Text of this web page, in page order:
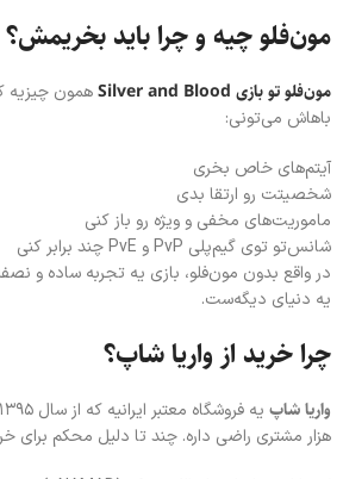
مون‌فلو چیه و چرا باید بخریمش؟
مون‌فلو تو بازی Silver and Blood
همون چیزیه
باهاش می‌تونی:
آیتم‌های خاص بخری
شخصیتت رو ارتقا بدی
ماموریت‌های مخفی و ویژه رو باز کنی
شانس‌تو توی گیم‌پلی PvP و PvE چند برابر کنی
در واقع بدون مون‌فلو، بازی یه تجربه ساده و
یه دنیای دیگه‌ست.
چرا خرید از واریا شاپ؟
واریا شاپ
هزار مشتری راضی داره. چند تا دلیل محکم برای